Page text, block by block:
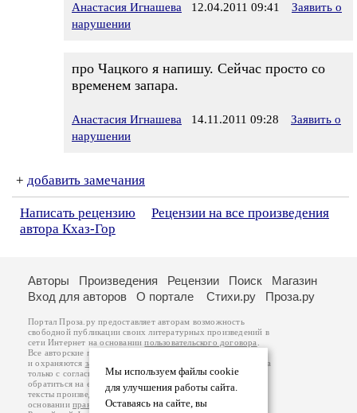
Анастасия Игнашева 12.04.2011 09:41
Заявить о
нарушении
про Чацкого я напишу. Сейчас просто со
временем запара.
Анастасия Игнашева 14.11.2011 09:28
Заявить о
нарушении
+ добавить замечания
Написать рецензию
Рецензии на все произведения
автора Кхаз-Гор
Мы используем файлы cookie
для улучшения работы сайта.
Оставаясь на сайте, вы
Авторы Произведения Рецензии Поиск
Магазин
Вход для авторов
О портале Стихи.ру Проза.ру
Портал Проза.ру предоставляет авторам возможность
свободной публикации своих литературных произведений в
сети Интернет на основаниипользовательского договора
Все авторские права на произведения принадлежат авторам
и охраняются законом
. Перепечатка произведений возможна
только с согласия его автора, к которому вы можете
обратиться на его авторской странице. Ответственность за
тексты произведений авторы несут самостоятельно на
основанииправил публикацииизаконодательства